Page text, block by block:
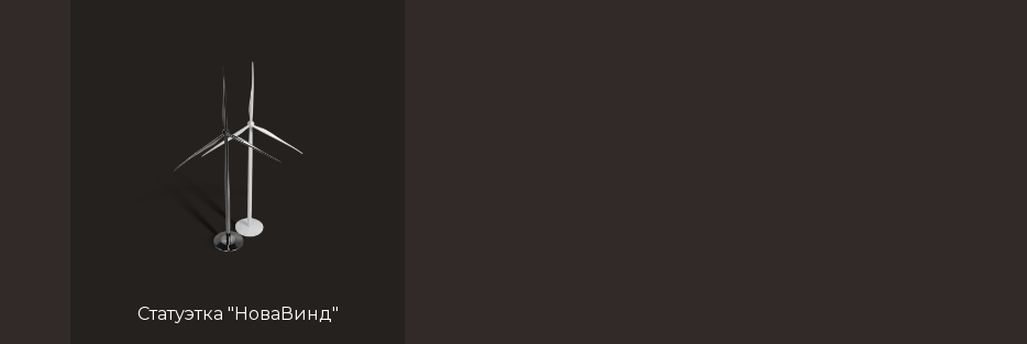
Статуэтка "НоваВинд"